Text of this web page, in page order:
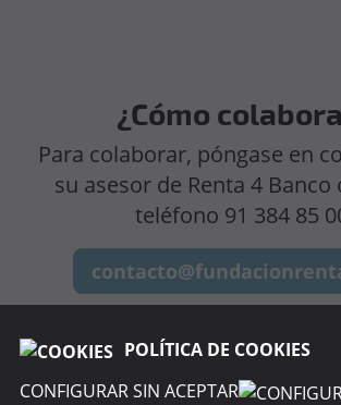
POLÍTICA DE COOKIES
CONFIGURAR SIN ACEPTAR
¿Cómo
Para colaborar, póngase en
su asesor de Renta 4 Banco
teléfono 91 384 85